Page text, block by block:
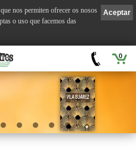
0
Aceptar
nos permiten ofrecer os nosos
o uso que facemos das